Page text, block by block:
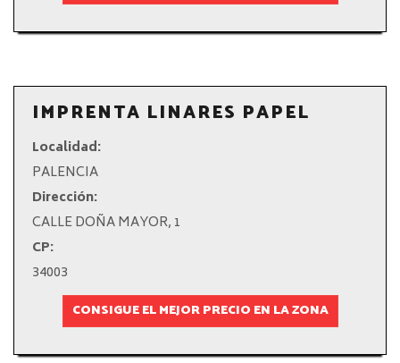
IMPRENTA LINARES PAPEL
Localidad:
PALENCIA
Dirección:
CALLE DOÑA MAYOR, 1
CP:
34003
CONSIGUE EL MEJOR PRECIO EN LA ZONA